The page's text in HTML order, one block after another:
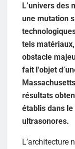
L’univers des
une mutation
tels
obstacle
fait l’objet
résultats
établis dans
ultrasonores.
L’architecture